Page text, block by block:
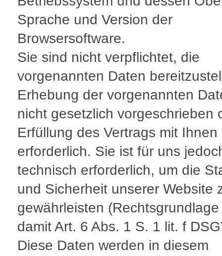
Sprache und Version der
Browsersoftware.
Sie sind nicht verpflichtet, die
vorgenannten Daten
Erhebung der vorgenannten
nicht gesetzlich vorgeschrieben
Erfüllung des Vertrags mit Ihnen
erforderlich. Sie ist für uns
technisch erforderlich, um die
und Sicherheit unserer Website
gewährleisten (Rechtsgrundlage
damit Art. 6 Abs. 1 S. 1 lit. f
Diese Daten werden in diesem